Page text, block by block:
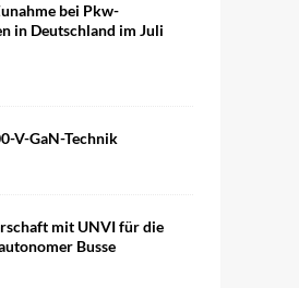
bei Pkw-
in Deutschland im Juli
V-GaN-Technik
mit UNVI für die
Busse